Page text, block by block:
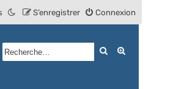
Connexion
S’enregistrer
Rechercher